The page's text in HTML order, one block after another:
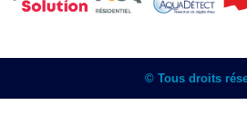
© Tous droits